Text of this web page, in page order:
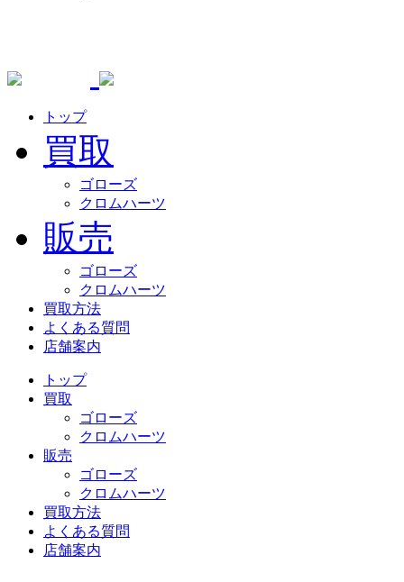
トップ
買取
ゴローズ
クロムハーツ
販売
ゴローズ
クロムハーツ
買取方法
よくある質問
店舗案内
トップ
買取
ゴローズ
クロムハーツ
販売
ゴローズ
クロムハーツ
買取方法
よくある質問
店舗案内